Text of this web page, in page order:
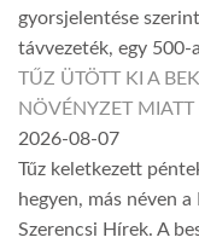
gyorsjelentése
távvezeték, egy 500-
TŰZ ÜTÖTT KI A
NÖVÉNYZET
2026-08-07
Tűz keletkezett
hegyen, más néven
Szerencsi Hírek. A